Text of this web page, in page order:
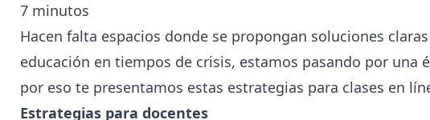
7 minutos
Hacen falta espacios donde se propongan soluciones
educación en tiempos de crisis, estamos pasando por una
por eso te presentamos estas estrategias para clases en
Estrategias para docentes